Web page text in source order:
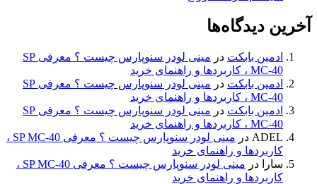
آخرین دیدگاه‌ها
ادمین بابکت در
مینی لودر سنوپارس چیست ؟ معرفی SP
MC-40 ، کاربردها و راهنمای خرید
ادمین بابکت در
مینی لودر سنوپارس چیست ؟ معرفی SP
MC-40 ، کاربردها و راهنمای خرید
ادمین بابکت در
مینی لودر سنوپارس چیست ؟ معرفی SP
MC-40 ، کاربردها و راهنمای خرید
ADEL در
مینی لودر سنوپارس چیست ؟ معرفی SP MC-40 ،
کاربردها و راهنمای خرید
سارا
در
مینی لودر سنوپارس چیست ؟ معرفی SP MC-40 ،
کاربردها و راهنمای خرید